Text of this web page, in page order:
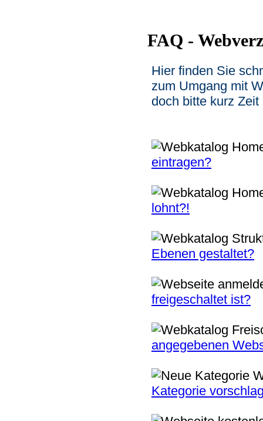
FAQ -
Hier finden Sie
zum Umgang mit
doch bitte kurz
eintragen?
lohnt?!
Ebenen gestaltet?
freigeschaltet ist?
angegebenen
Kategorie